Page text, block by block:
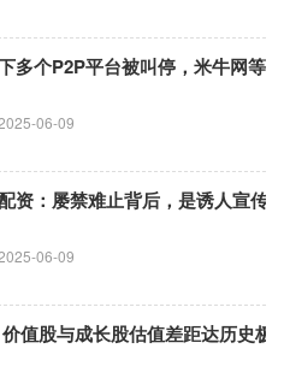
多个P2P平台被叫停，米牛网等
06-09
资：屡禁难止背后，是诱人宣传
06-09
值股与成长股估值差距达历史极